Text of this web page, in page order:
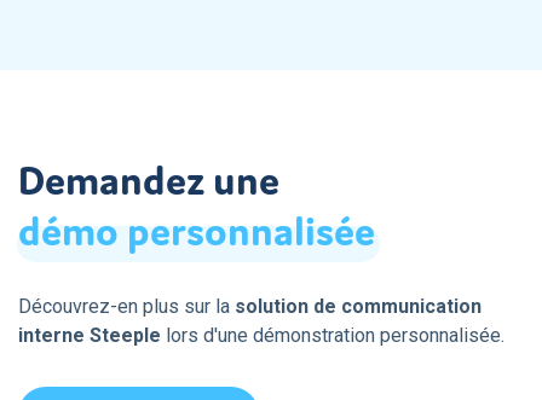
Demandez une
démo personnalisée
Découvrez-en plus sur la solution de communication
interne Steeple lors d'une démonstration personnalisée.